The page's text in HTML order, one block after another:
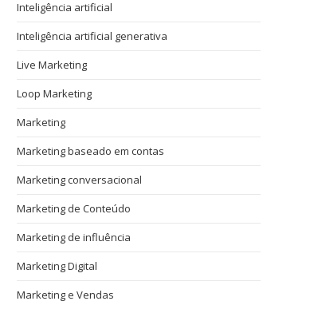
Inteligência artificial
Inteligência artificial generativa
Live Marketing
Loop Marketing
Marketing
Marketing baseado em contas
Marketing conversacional
Marketing de Conteúdo
Marketing de influência
Marketing Digital
Marketing e Vendas